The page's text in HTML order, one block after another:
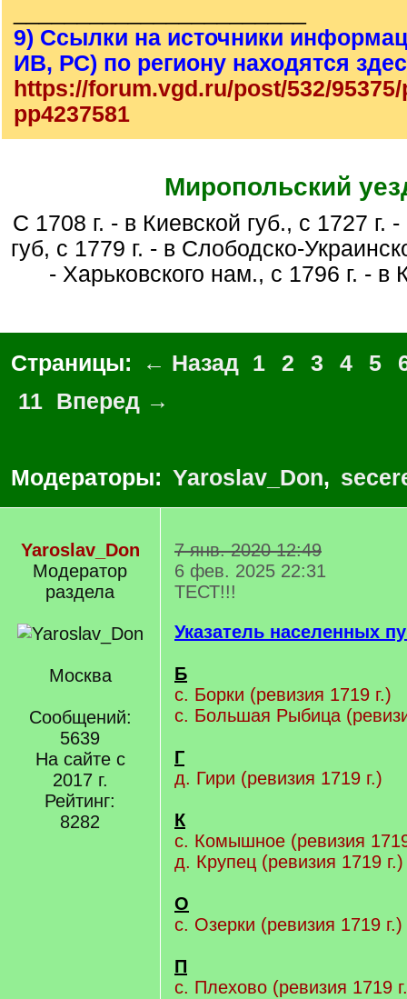
9) Ссылки на источники
ИВ, РС) по региону находятся
https://forum.vgd.ru/post/532/
pp4237581
Миропольский
С 1708 г. - в Киевской губ., с 1727 г. - в Белгородской
губ, с 1779 г. - в Слободско-
- Харьковского нам., с 1796 г. - в
Страницы: ← Назад 1 2 3 4 5
11 Вперед →
Модераторы: Yaroslav_Don,
Yaroslav_Don
Модератор
раздела
Москва
Сообщений:
5639
На сайте с
2017 г.
Рейтинг:
8282
7 янв. 2020 12:49
6 фев. 2025 22:31
ТЕСТ!!!
Указатель населенных
Б
с. Борки (ревизия 1719 г.)
с. Большая Рыбица
Г
д. Гири (ревизия 1719 г.)
К
с. Комышное (ревизия
д. Крупец (ревизия 1719 г.)
О
с. Озерки (ревизия 1719 г.)
П
с. Плехово (ревизия 1719